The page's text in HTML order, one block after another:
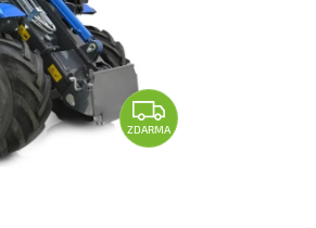
ZDARMA